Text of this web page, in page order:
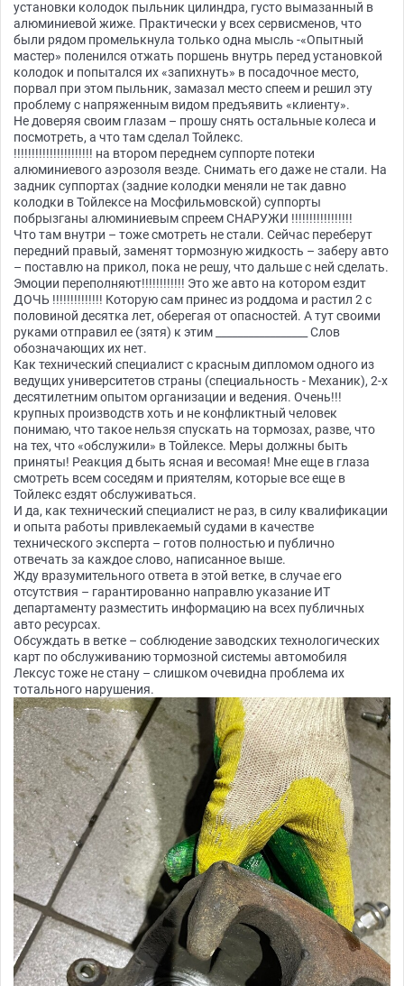
установки колодок пыльник цилиндра, густо вымазанный в
алюминиевой жиже. Практически у всех сервисменов, что
были рядом промелькнула только одна мысль -«Опытный
мастер» поленился отжать поршень внутрь перед установкой
колодок и попытался их «запихнуть» в посадочное место,
порвал при этом пыльник, замазал место спеем и решил эту
проблему с напряженным видом предъявить «клиенту».
Не доверяя своим глазам – прошу снять остальные колеса и
посмотреть, а что там сделал Тойлекс.
!!!!!!!!!!!!!!!!!!!!!! на втором переднем суппорте потеки
алюминиевого аэрозоля везде. Снимать его даже не стали. На
задник суппортах (задние колодки меняли не так давно
колодки в Тойлексе на Мосфильмовской) суппорты
побрызганы алюминиевым спреем СНАРУЖИ !!!!!!!!!!!!!!!!!
Что там внутри – тоже смотреть не стали. Сейчас переберут
передний правый, заменят тормозную жидкость – заберу авто
– поставлю на прикол, пока не решу, что дальше с ней сделать.
Эмоции переполняют!!!!!!!!!!!! Это же авто на котором ездит
ДОЧЬ !!!!!!!!!!!!!! Которую сам принес из роддома и растил 2 с
половиной десятка лет, оберегая от опасностей. А тут своими
руками отправил ее (зятя) к этим _________________ Слов
обозначающих их нет.
Как технический специалист с красным дипломом одного из
ведущих университетов страны (специальность - Механик), 2-х
десятилетним опытом организации и ведения. Очень!!!
крупных производств хоть и не конфликтный человек
понимаю, что такое нельзя спускать на тормозах, разве, что
на тех, что «обслужили» в Тойлексе. Меры должны быть
приняты! Реакция д быть ясная и весомая! Мне еще в глаза
смотреть всем соседям и приятелям, которые все еще в
Тойлекс ездят обслуживаться.
И да, как технический специалист не раз, в силу квалификации
и опыта работы привлекаемый судами в качестве
технического эксперта – готов полностью и публично
отвечать за каждое слово, написанное выше.
Жду вразумительного ответа в этой ветке, в случае его
отсутствия – гарантированно направлю указание ИТ
департаменту разместить информацию на всех публичных
авто ресурсах.
Обсуждать в ветке – соблюдение заводских технологических
карт по обслуживанию тормозной системы автомобиля
Лексус тоже не стану – слишком очевидна проблема их
тотального нарушения.